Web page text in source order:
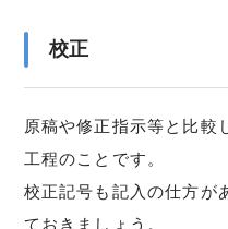
校正
原稿や修正指示等と比較
工程のことです。
校正記号も記入の仕方が
ておきましょう。